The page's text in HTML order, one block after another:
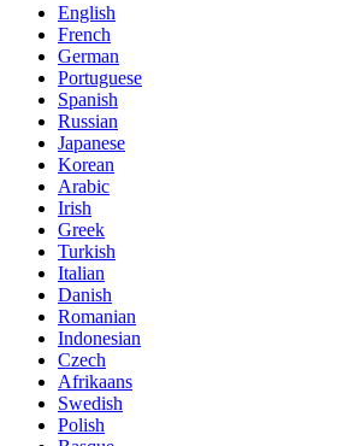
English
French
German
Portuguese
Spanish
Russian
Japanese
Korean
Arabic
Irish
Greek
Turkish
Italian
Danish
Romanian
Indonesian
Czech
Afrikaans
Swedish
Polish